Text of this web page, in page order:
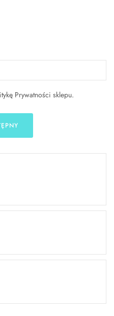
Prywatności sklepu.